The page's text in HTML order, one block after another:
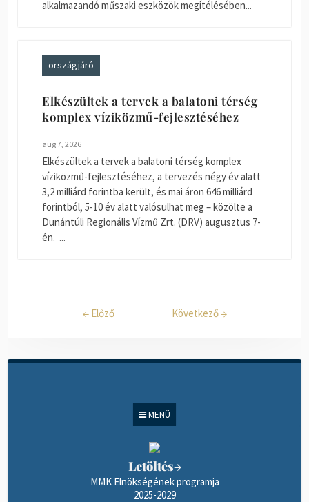
MENÜ
Letöltés→
MMK Elnökségének programja
2025-2029
alkalmazandó műszaki eszközök megítélésében...
országjáró
Elkészültek a tervek a balatoni térség
komplex víziközmű-fejlesztéséhez
aug 7, 2026
Elkészültek a tervek a balatoni térség komplex
víziközmű-fejlesztéséhez, a tervezés négy év alatt
3,2 milliárd forintba került, és mai áron 646 milliárd
forintból, 5-10 év alatt valósulhat meg – közölte a
Dunántúli Regionális Vízmű Zrt. (DRV) augusztus 7-
én. ...
← Előző Következő→